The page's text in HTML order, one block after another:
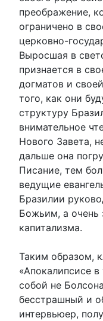
преображение,
ограничено в
церковно-
Выросшая в
признается в
догматов и
того, как они
структуру
внимательное
Нового Завета,
дальше она
Писание, тем
ведущие
Бразилии
Божьим, а
капитализма.
Таким образом,
«Апокалипсисе
собой не
бесстрашный и
интервьюер,